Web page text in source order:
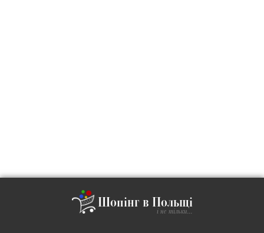
Шопінг в Польщі
і не тільки...